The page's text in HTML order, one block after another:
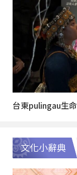
台東pulingau生
文化小辭典